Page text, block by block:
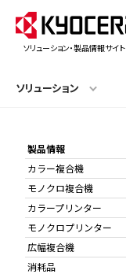
ソリューション・製品情報サイト
ソリューション
製品情報
カラー複合機
モノクロ複合機
カラープリンター
モノクロプリンター
広幅複合機
消耗品